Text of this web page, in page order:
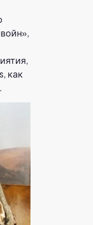
как